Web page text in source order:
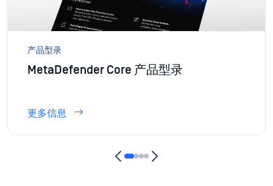
产品型录
MetaDefender Core 产品型录
更多信息